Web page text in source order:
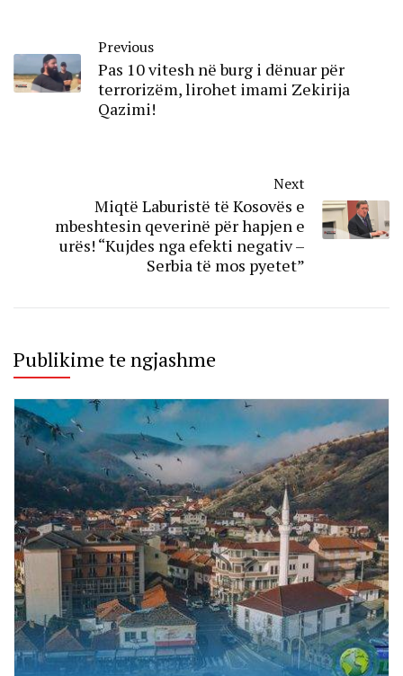
Previous
Pas 10 vitesh në burg i dënuar për
terrorizëm, lirohet imami Zekirija
Qazimi!
Next
Miqtë Laburistë të Kosovës e
mbeshtesin qeverinë për hapjen e
urës! “Kujdes nga efekti negativ –
Serbia të mos pyetet”
Publikime te ngjashme